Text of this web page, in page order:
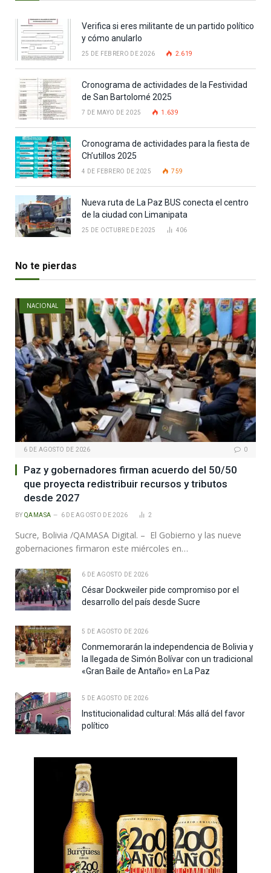
Verifica si eres militante de un partido político
y cómo anularlo
25 DE FEBRERO DE 2026 2.619
Cronograma de actividades de la Festividad
de San Bartolomé 2025
7 DE MAYO DE 2025 1.639
Cronograma de actividades para la fiesta de
Ch’utillos 2025
4 DE FEBRERO DE 2025 759
Nueva ruta de La Paz BUS conecta el centro
de la ciudad con Limanipata
25 DE OCTUBRE DE 2025 406
No te pierdas
NACIONAL
6 DE AGOSTO DE 2026 0
Paz y gobernadores firman acuerdo del 50/50
que proyecta redistribuir recursos y tributos
desde 2027
BY QAMASA 6 DE AGOSTO DE 2026 2
Sucre, Bolivia /QAMASA Digital. – El Gobierno y las nueve
gobernaciones firmaron este miércoles en…
6 DE AGOSTO DE 2026
César Dockweiler pide compromiso por el
desarrollo del país desde Sucre
5 DE AGOSTO DE 2026
Conmemorarán la independencia de Bolivia y
la llegada de Simón Bolívar con un tradicional
«Gran Baile de Antaño» en La Paz
5 DE AGOSTO DE 2026
Institucionalidad cultural: Más allá del favor
político